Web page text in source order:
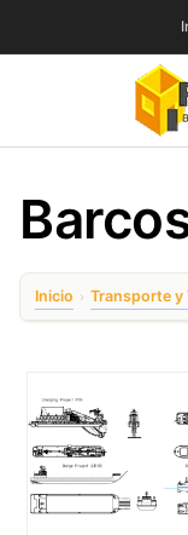
Inicio › Transporte y